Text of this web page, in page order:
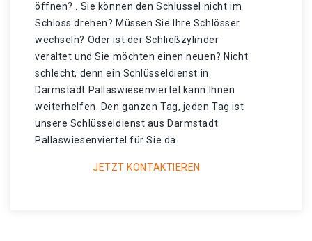
öffnen? . Sie können den Schlüssel nicht im
Schloss drehen? Müssen Sie Ihre Schlösser
wechseln? Oder ist der Schließzylinder
veraltet und Sie möchten einen neuen? Nicht
schlecht, denn ein Schlüsseldienst in
Darmstadt Pallaswiesenviertel kann Ihnen
weiterhelfen. Den ganzen Tag, jeden Tag ist
unsere Schlüsseldienst aus Darmstadt
Pallaswiesenviertel für Sie da.
JETZT KONTAKTIEREN